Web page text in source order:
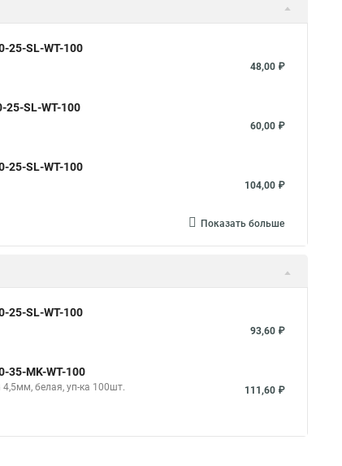
25-SL-WT-100
48,00 ₽
SL-WT-100
60,00 ₽
25-SL-WT-100
104,00 ₽
Показать больше
25-SL-WT-100
93,60 ₽
35-MK-WT-100
белая, уп-ка 100шт. 111,60 ₽